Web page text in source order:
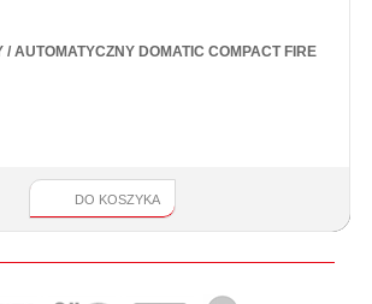
AUTOMATYCZNY DOMATIC COMPACT FIRE
DO KOSZYKA